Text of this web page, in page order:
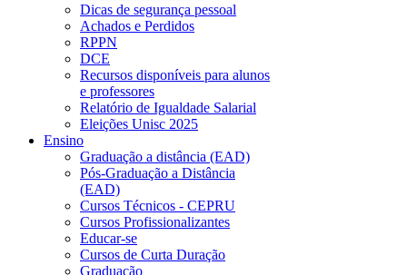
Dicas de segurança pessoal
Achados e Perdidos
RPPN
DCE
Recursos disponíveis para alunos
e professores
Relatório de Igualdade Salarial
Eleições Unisc 2025
Ensino
Graduação a distância (EAD)
Pós-Graduação a Distância
(EAD)
Cursos Técnicos - CEPRU
Cursos Profissionalizantes
Educar-se
Cursos de Curta Duração
Graduação